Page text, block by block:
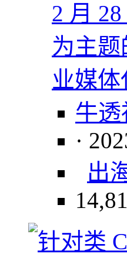
2 月
为主
业媒
牛透
·
出